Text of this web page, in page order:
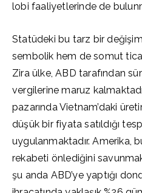
lobi faaliyetlerinde de
Statüdeki bu tarz bir
sembolik hem de somut
Zira ülke, ABD tarafından
vergilerine maruz
pazarında Vietnam’daki
düşük bir fiyata satıldığı
uygulanmaktadır. Amerika,
rekabeti önlediğini
şu anda ABD’ye yaptığı